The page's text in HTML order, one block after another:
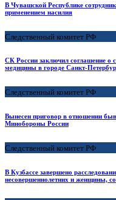
В Чувашской Республике
применением насилия
Следственный комитет РФ
СК России заключил соглашение о
медицины в городе Санкт-
Следственный комитет РФ
Вынесен приговор в отношении
Минобороны России
Следственный комитет РФ
В Кузбассе завершено
несовершеннолетних и женщины,